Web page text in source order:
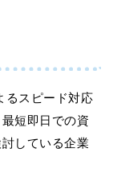
るスピード対応
短即日での資
している企業